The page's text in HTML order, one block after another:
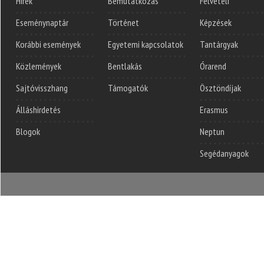
Eseménynaptár
Korábbi események
Közlemények
Sajtóvisszhang
Álláshirdetés
Blogok
Történet
Egyetemi kapcsolatok
Bentlakás
Támogatók
Képzések
Tantárgyak
Órarend
Ösztöndíjak
Erasmus
Neptun
Segédanyagok